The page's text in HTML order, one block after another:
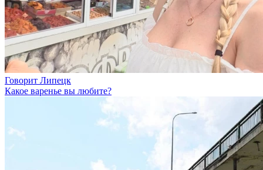
Говорит Липецк
Какое варенье вы любите?